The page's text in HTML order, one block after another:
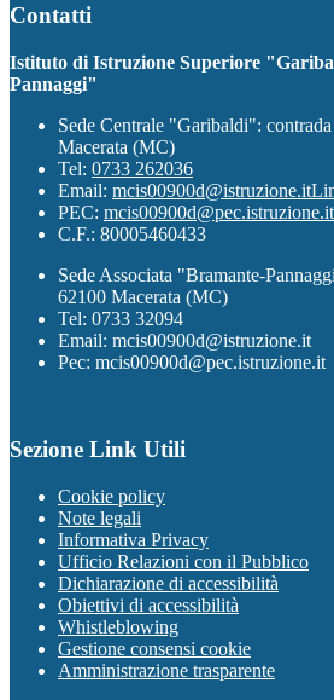
Contatti
Istituto di Istruzione Superiore
Pannaggi"
Sede Centrale "Garibaldi":
Macerata (MC)
Tel: 0733 262036
Email: mcis00900d@istruzione.it
PEC: mcis00900d@pec.istruzione.it
C.F.: 80005460433
Sede Associata "Bramante-
62100 Macerata (MC)
Tel: 0733 32094
Email: mcis00900d@istruzione.it
Pec: mcis00900d@pec.istruzione.it
Sezione Link Utili
Cookie policy
Note legali
Informativa Privacy
Ufficio Relazioni con il Pubblico
Dichiarazione di accessibilità
Obiettivi di accessibilità
Whistleblowing
Gestione consensi cookie
Amministrazione trasparente